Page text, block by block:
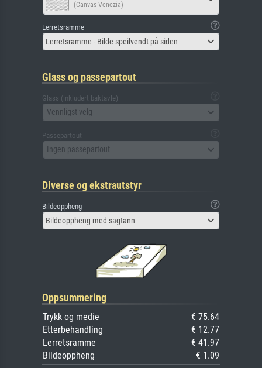
(Canvas Venezia)
Lerretsramme
Lerretsramme - Bilde speilvendt på siden
Glass og passepartout
Glass (inkludert baktavle)
Vennligst velg
Passepartout
Ingen passepartout
Diverse og ekstrautstyr
Bildeoppheng
Bildeoppheng med sagtann
Oppsummering
Trykk og medie
€ 75.64
Etterbehandling
€ 12.77
Lerretsramme
€ 41.97
Bildeoppheng
€ 1.09